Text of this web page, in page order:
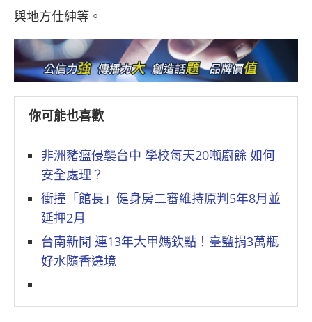
與地方仕紳等。
你可能也喜歡
非洲豬瘟侵襲台中 學校每天20噸廚餘 如何
安全處理？
衝撞「館長」健身房二審維持原判5年8月並
延押2月
台南新聞 連13年大甲媽欽點！臺鹽捐3萬瓶
好水隨香遶境